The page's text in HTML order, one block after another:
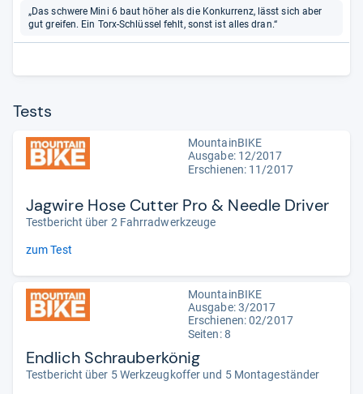
„Das schwere Mini 6 baut höher als die Konkurrenz, lässt sich aber
gut greifen. Ein Torx-Schlüssel fehlt, sonst ist alles dran.“
Tests
MountainBIKE
Ausgabe: 12/2017
Erschienen: 11/2017
Jagwire Hose Cutter Pro & Needle Driver
Testbericht über 2 Fahrradwerkzeuge
zum Test
MountainBIKE
Ausgabe: 3/2017
Erschienen: 02/2017
Seiten: 8
Endlich Schrauberkönig
Testbericht über 5 Werkzeugkoffer und 5 Montageständer